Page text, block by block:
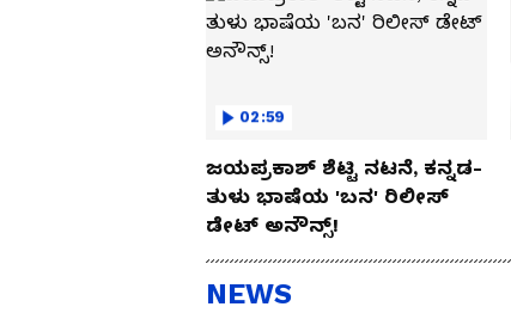
02:59
ಜಯಪ್ರಕಾಶ್ ಶೆಟ್ಟಿ ನಟನೆ, ಕನ್ನಡ-
ತುಳು ಭಾಷೆಯ 'ಬನ' ರಿಲೀಸ್
ಡೇಟ್ ಅನೌನ್ಸ್!
NEWS